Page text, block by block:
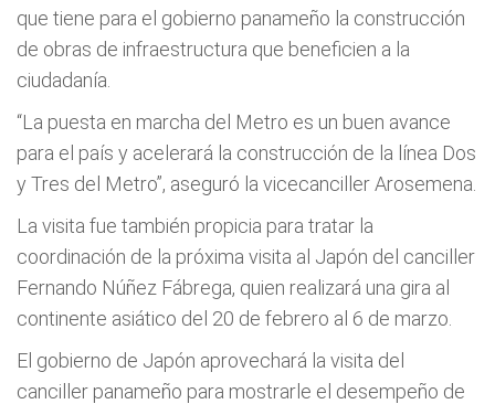
que tiene para el gobierno panameño la construcción
de obras de infraestructura que beneficien a la
ciudadanía.
“La puesta en marcha del Metro es un buen avance
para el país y acelerará la construcción de la línea Dos
y Tres del Metro”, aseguró la vicecanciller Arosemena.
La visita fue también propicia para tratar la
coordinación de la próxima visita al Japón del canciller
Fernando Núñez Fábrega, quien realizará una gira al
continente asiático del 20 de febrero al 6 de marzo.
El gobierno de Japón aprovechará la visita del
canciller panameño para mostrarle el desempeño de